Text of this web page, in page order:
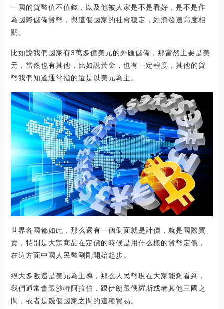
一國的貨幣值不值錢，以及他被人家是不是看好，是不是作
為國際儲備貨幣，與這個國家的社會穩定，經濟發達高度相
關。
比如說我們國家有3萬多億美元的外匯儲備，那當然主要是美
元，當然也有其他，比如說黃金，也有一定程度，其他的貨
幣我們知道通常指的還是以美元為主。
世界各國都如此，那么還有一個側面就是計價，就是國際買
賣，特別是大宗商品在定價的時候是用什么樣的貨幣定價，
在這方面中國人民幣剛剛開始起步。
絕大多數還是美元為主導，那么人民幣現在大家能夠看到，
我們通常會跟沙特阿拉伯，跟伊朗跟俄羅斯或者其他三國之
間，或者是幾個國家之間的這種貿易。